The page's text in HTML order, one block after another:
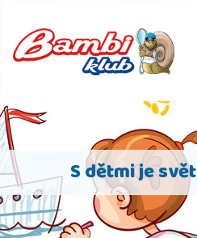
S dětmi je svět